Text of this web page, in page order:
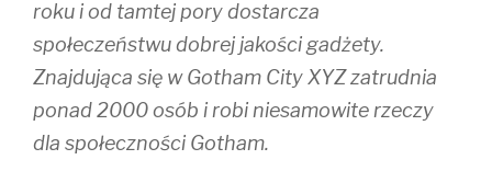
roku i od tamtej pory dostarcza
społeczeństwu dobrej jakości gadżety.
Znajdująca się w Gotham City XYZ zatrudnia
ponad 2000 osób i robi niesamowite rzeczy
dla społeczności Gotham.